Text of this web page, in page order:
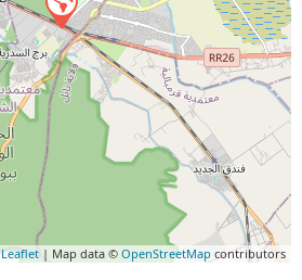
Leaflet| Map data © OpenStreetMap contributors